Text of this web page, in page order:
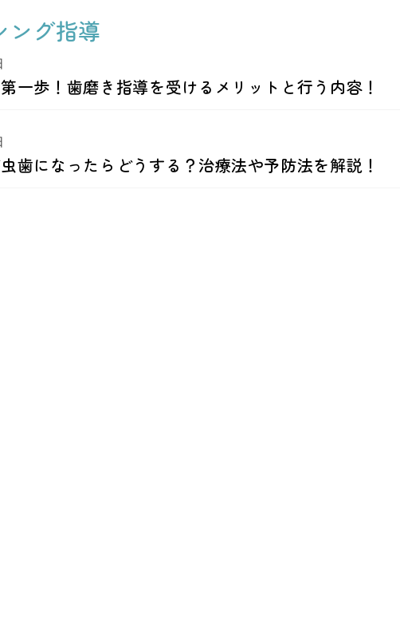
ング指導
一歩！歯磨き指導を受けるメリットと行う内容！
歯になったらどうする？治療法や予防法を解説！